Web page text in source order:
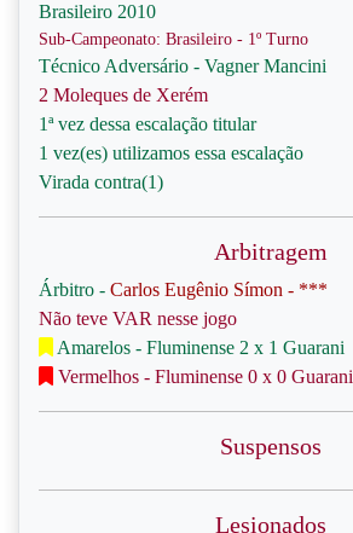
Brasileiro 2010
Sub-Campeonato: Brasileiro - 1º Turno
Técnico Adversário - Vagner Mancini
2 Moleques de Xerém
1ª vez dessa escalação titular
1 vez(es) utilizamos essa escalação
Virada contra(1)
Arbitragem
Árbitro - Carlos Eugênio Símon - ***
Não teve VAR nesse jogo
Amarelos - Fluminense 2 x 1 Guarani
Vermelhos - Fluminense 0 x 0 Guarani
Suspensos
Lesionados